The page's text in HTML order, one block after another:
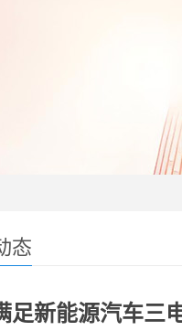
态
足新能源汽车三